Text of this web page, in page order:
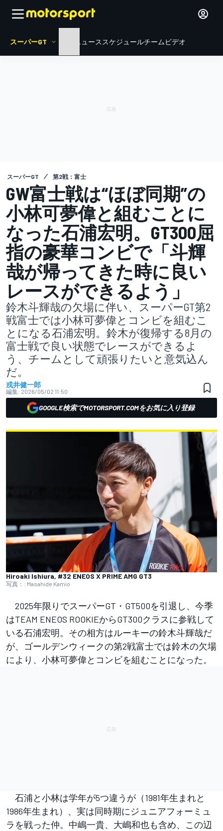
スーパーGT ニュース スケジュールチームビデオ
スーパーGT 第2戦：富士
GW富士戦は“ほぼ同期”の
小林可夢偉と組むことに
なった石浦宏明。GT300屈
指の豪華コンビで「斗輝
哉が帰ってきた時に良い
レースができるよう」
鈴木斗輝哉の欠場に伴い、スーパーGT第2
戦富士では小林可夢偉とコンビを組むこ
とになる石浦宏明。鈴木が復帰する8月の
富士戦で良い状態でレースができるよ
う、チームとして頑張りたいと意気込ん
だ。
戎井健一郎
編集: 2026/05/02 11:50
GOOGLE検索でMOTORSPORT.COMをお気に入り登録
Hiroaki Ishiura, #32 ENEOS X PRIME AMG GT3
写真：: Masahide Kamio
2025年限りでスーパーGT・GT500を引退し、今季
はTEAM ENEOS ROOKIEからGT300クラスに参戦して
いる石浦宏明。その相方はルーキーの鈴木斗輝哉だ
が、ゴールデンウィークの第2戦富士では鈴木の欠場
により、小林可夢偉とコンビを組むことになった。
石浦と小林は学年が5つ違うが（1981年生まれと
1986年生まれ）、実は同時期にジュニアフォーミュ
ラを戦った仲。中嶋一貴、大嶋和也も含め、この辺